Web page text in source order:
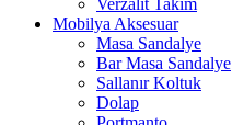
Verzalit Takım
Mobilya Aksesuar
Masa Sandalye
Bar Masa Sandalye
Sallanır Koltuk
Dolap